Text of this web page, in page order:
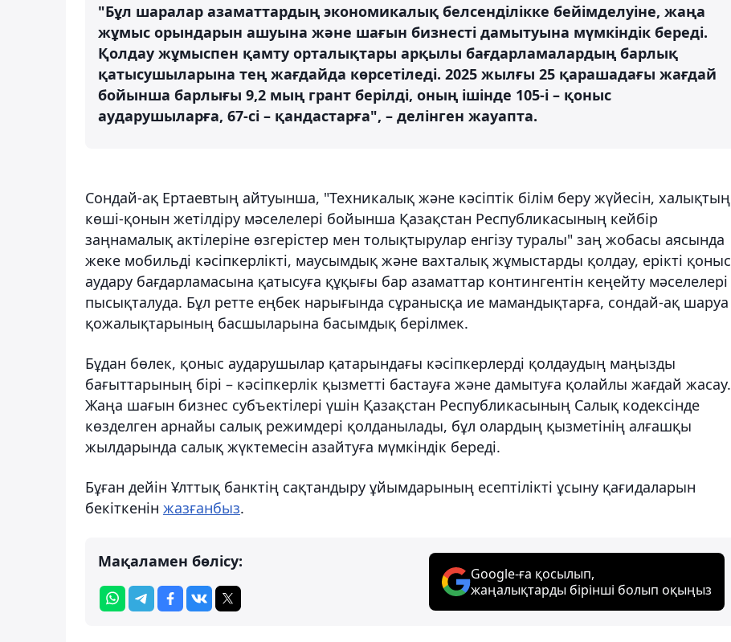
"Бұл шаралар азаматтардың экономикалық белсенділікке бейімделуіне, жаңа
жұмыс орындарын ашуына және шағын бизнесті дамытуына мүмкіндік береді.
Қолдау жұмыспен қамту орталықтары арқылы бағдарламалардың барлық
қатысушыларына тең жағдайда көрсетіледі. 2025 жылғы 25 қарашадағы жағдай
бойынша барлығы 9,2 мың грант берілді, оның ішінде 105-і – қоныс
аударушыларға, 67-сі – қандастарға", – делінген жауапта.
Сондай-ақ Ертаевтың айтуынша, "Техникалық және кәсіптік білім беру жүйесін, халықтың
көші-қонын жетілдіру мәселелері бойынша Қазақстан Республикасының кейбір
заңнамалық актілеріне өзгерістер мен толықтырулар енгізу туралы" заң жобасы аясында
жеке мобильді кәсіпкерлікті, маусымдық және вахталық жұмыстарды қолдау, ерікті қоныс
аудару бағдарламасына қатысуға құқығы бар азаматтар контингентін кеңейту мәселелері
пысықталуда. Бұл ретте еңбек нарығында сұранысқа ие мамандықтарға, сондай-ақ шаруа
қожалықтарының басшыларына басымдық берілмек.
Бұдан бөлек, қоныс аударушылар қатарындағы кәсіпкерлерді қолдаудың маңызды
бағыттарының бірі – кәсіпкерлік қызметті бастауға және дамытуға қолайлы жағдай жасау.
Жаңа шағын бизнес субъектілері үшін Қазақстан Республикасының Салық кодексінде
көзделген арнайы салық режимдері қолданылады, бұл олардың қызметінің алғашқы
жылдарында салық жүктемесін азайтуға мүмкіндік береді.
Бұған дейін Ұлттық банктің сақтандыру ұйымдарының есептілікті ұсыну қағидаларын
бекіткенін жазғанбыз.
Мақаламен бөлісу:
Google-ға қосылып,
жаңалықтарды бірінші болып оқыңыз